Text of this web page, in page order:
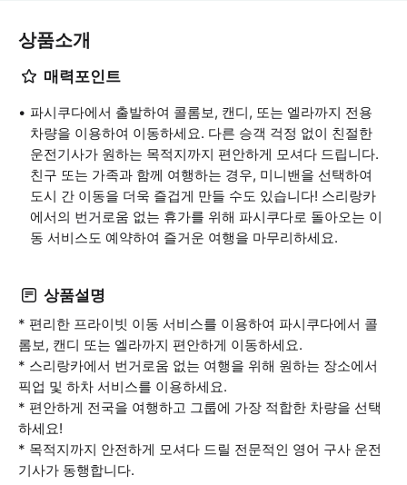
상품소개
매력포인트
파시쿠다에서 출발하여 콜롬보, 캔디, 또는 엘라까지 전용
차량을 이용하여 이동하세요. 다른 승객 걱정 없이 친절한
운전기사가 원하는 목적지까지 편안하게 모셔다 드립니다.
친구 또는 가족과 함께 여행하는 경우, 미니밴을 선택하여
도시 간 이동을 더욱 즐겁게 만들 수도 있습니다! 스리랑카
에서의 번거로움 없는 휴가를 위해 파시쿠다로 돌아오는 이
동 서비스도 예약하여 즐거운 여행을 마무리하세요.
상품설명
* 편리한 프라이빗 이동 서비스를 이용하여 파시쿠다에서 콜
롬보, 캔디 또는 엘라까지 편안하게 이동하세요.
* 스리랑카에서 번거로움 없는 여행을 위해 원하는 장소에서
픽업 및 하차 서비스를 이용하세요.
* 편안하게 전국을 여행하고 그룹에 가장 적합한 차량을 선택
하세요!
* 목적지까지 안전하게 모셔다 드릴 전문적인 영어 구사 운전
기사가 동행합니다.